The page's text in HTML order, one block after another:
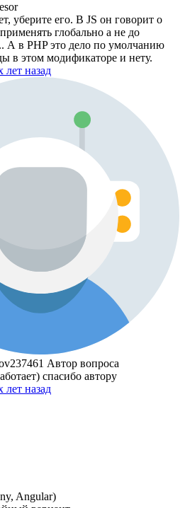
уберите его. В JS он говорит о
глобально а не до
А в PHP это дело по умолчанию
в этом модификаторе и нету.
лет назад
Автор вопроса
спасибо автору
лет назад
Angular)